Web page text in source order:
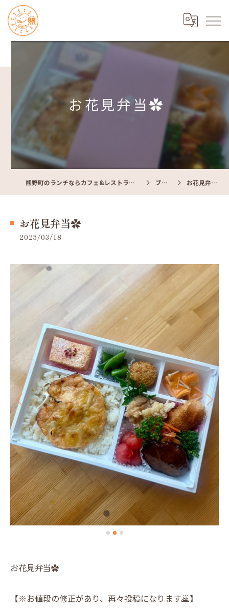
お花見弁当✿
熊野町のランチならカフェ&レストラン Cafe照 ブログ お花見弁当✿
お花見弁当✿
2025/03/18
お花見弁当✿
【※お値段の修正があり、再々投稿になります🙇】